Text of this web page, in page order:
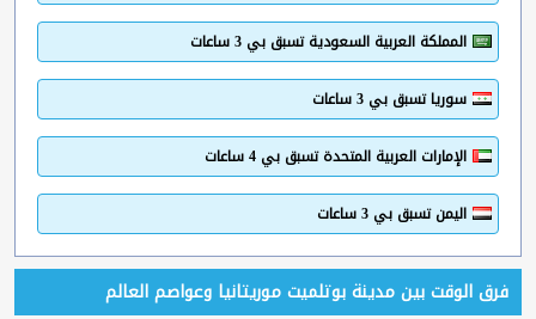
المملكة العربية السعودية تسبق بي 3 ساعات
سوريا تسبق بي 3 ساعات
الإمارات العربية المتحدة تسبق بي 4 ساعات
اليمن تسبق بي 3 ساعات
فرق الوقت بين مدينة بوتلميت موريتانيا وعواصم العالم